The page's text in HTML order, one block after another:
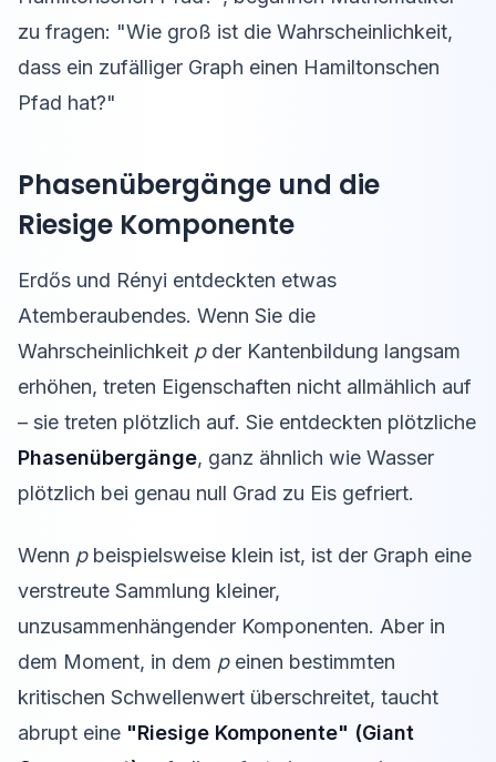
zu fragen: "Wie groß ist die Wahrscheinlichkeit,
dass ein zufälliger Graph einen Hamiltonschen
Pfad hat?"
Phasenübergänge und die
Riesige Komponente
Erdős und Rényi entdeckten etwas
Atemberaubendes. Wenn Sie die
Wahrscheinlichkeit pder Kantenbildung langsam
erhöhen, treten Eigenschaften nicht allmählich auf
– sie treten plötzlich auf. Sie entdeckten plötzliche
Phasenübergänge, ganz ähnlich wie Wasser
plötzlich bei genau null Grad zu Eis gefriert.
Wenn pbeispielsweise klein ist, ist der Graph eine
verstreute Sammlung kleiner,
unzusammenhängender Komponenten. Aber in
dem Moment, in dem peinen bestimmten
kritischen Schwellenwert überschreitet, taucht
abrupt eine "Riesige Komponente" (Giant